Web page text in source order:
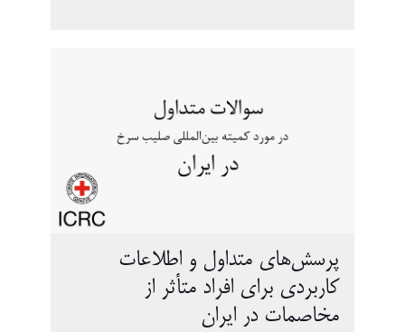
پرسش‌های متداول و اطلاعات
کاربردی برای افراد متأثر از
مخاصمات در ایران